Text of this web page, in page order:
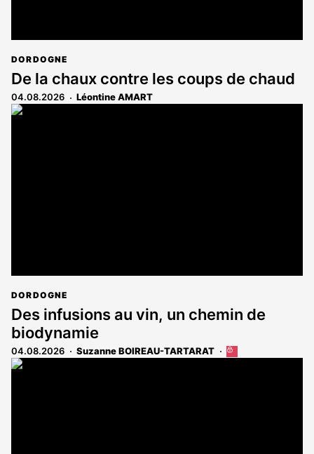
DORDOGNE
De la chaux contre les coups de chaud
04.08.2026 Léontine AMART
DORDOGNE
Des infusions au vin, un chemin de
biodynamie
04.08.2026 Suzanne BOIREAU-TARTARAT
Cet